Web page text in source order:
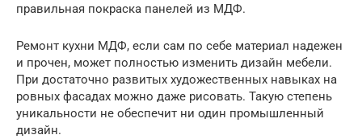
правильная покраска панелей из МДФ.
Ремонт кухни МДФ, если сам по себе материал надежен
и прочен, может полностью изменить дизайн мебели.
При достаточно развитых художественных навыках на
ровных фасадах можно даже рисовать. Такую степень
уникальности не обеспечит ни один промышленный
дизайн.